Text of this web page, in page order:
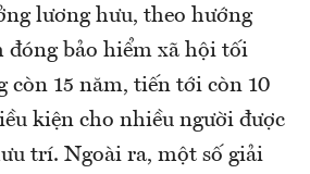
lương hưu, theo hướng
đóng bảo hiểm xã hội tối
còn 15 năm, tiến tới còn 10
kiện cho nhiều người được
trí. Ngoài ra, một số giải